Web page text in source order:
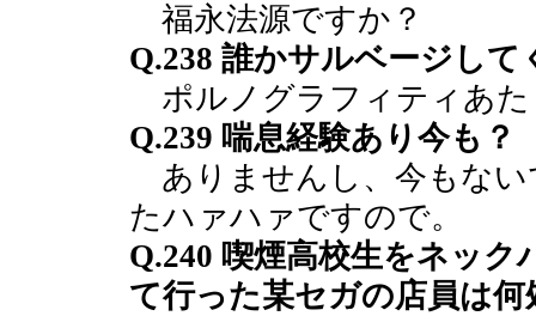
福永法源ですか？
Q.238 誰かサルベージして
ポルノグラフィティあた
Q.239 喘息経験あり今も？
ありませんし、今もない
たハァハァですので。
Q.240 喫煙高校生をネッ
て行った某セガの店員は何